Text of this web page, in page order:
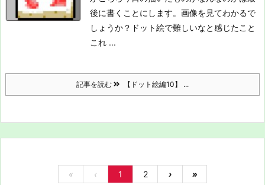
後に書くことにします。画像を見てわかるで
しょうか？ ドット絵で難しいなと感じたこと
これ ...
記事を読む 【ドット絵編10】 ...
« ‹ 1 2 › »